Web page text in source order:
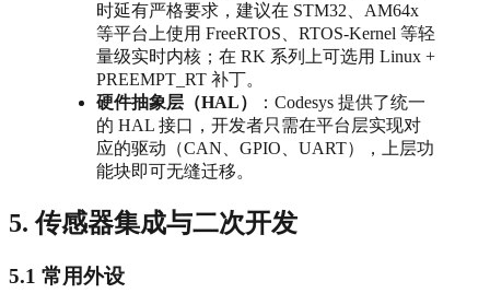
时延有严格要求，建议在 STM32、AM64x
等平台上使用 FreeRTOS、RTOS‑Kernel 等轻
量级实时内核；在 RK 系列上可选用 Linux +
PREEMPT_RT 补丁。
硬件抽象层（HAL）
：Codesys 提供了统一
的 HAL 接口，开发者只需在平台层实现对
应的驱动（CAN、GPIO、UART），上层功
能块即可无缝迁移。
5. 传感器集成与二次开发
5.1 常用外设